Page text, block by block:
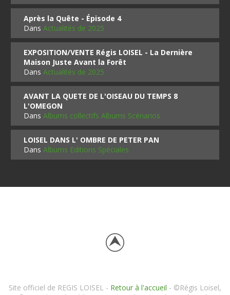
Après la Quête - Épisode 4
DansActualités de 2025
EXPOSITION/VENTE Régis LOISEL - La Dernière
Maison Juste Avant la Forêt
DansActualités de 2025
AVANT LA QUETE DE L'OISEAU DU TEMPS 8
L'OMEGON
DansAlbums collectifs Albums Scénarios
LOISEL DANS L' OMBRE DE PETER PAN
DansAlbums Editions Spéciales
Site officiel de REGIS LOISEL - Retour à l'accueil - ©Régis Loisel,